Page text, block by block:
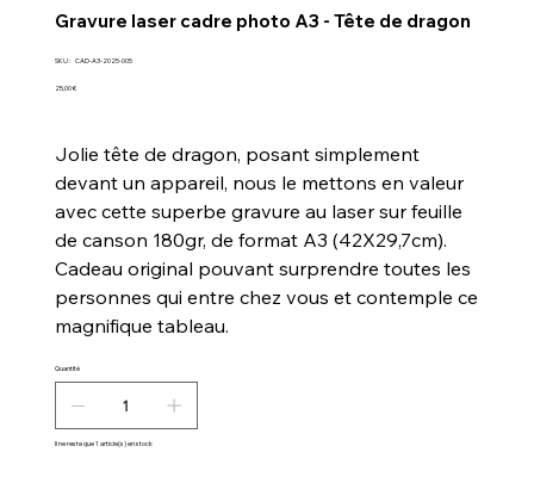
Gravure laser cadre photo A3 - Tête de dragon
SKU : SKU
A3-
CAD-A3-2025-005
Prix
25,00 €
Jolie tête de dragon, posant simplement
devant un appareil, nous le mettons en valeur
avec cette superbe gravure au laser sur feuille
de canson 180gr, de format A3 (42X29,7cm).
Cadeau original pouvant surprendre toutes les
personnes qui entre chez vous et contemple ce
magnifique tableau.
Quantité
Il ne reste que 1 article(s) en stock